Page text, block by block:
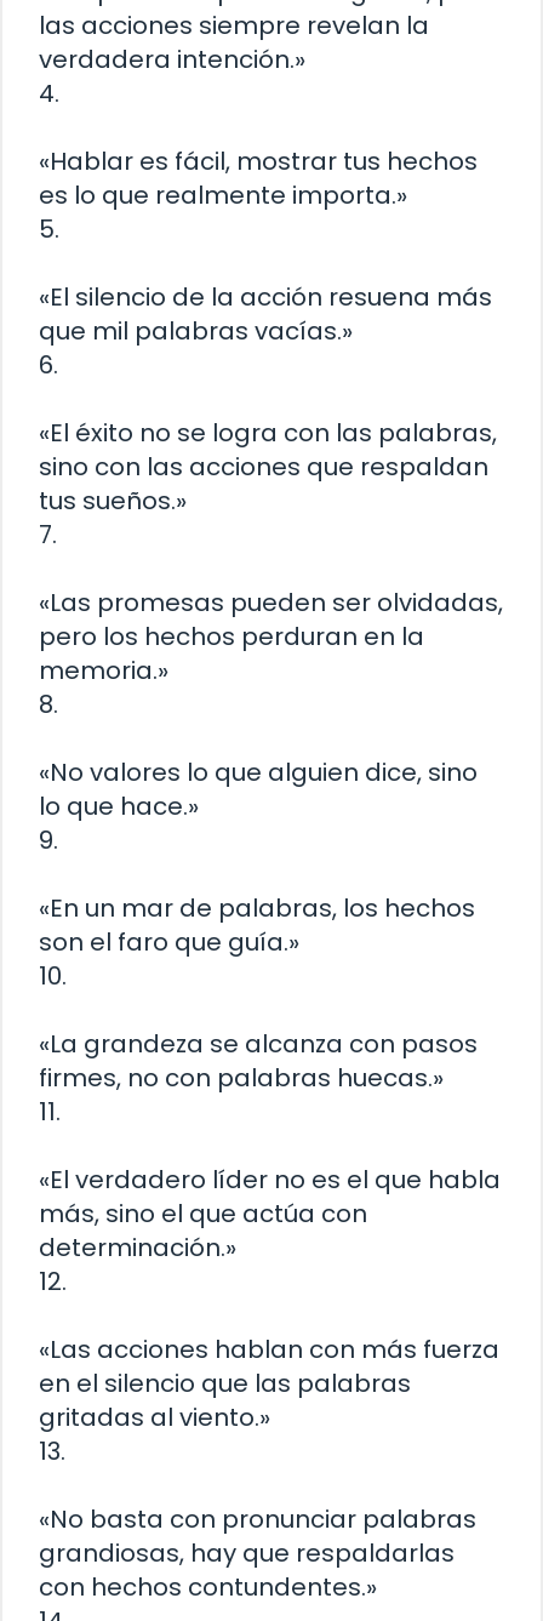
las acciones siempre revelan la
verdadera intención.»
4.
«Hablar es fácil, mostrar tus hechos
es lo que realmente importa.»
5.
«El silencio de la acción resuena más
que mil palabras vacías.»
6.
«El éxito no se logra con las palabras,
sino con las acciones que respaldan
tus sueños.»
7.
«Las promesas pueden ser olvidadas,
pero los hechos perduran en la
memoria.»
8.
«No valores lo que alguien dice, sino
lo que hace.»
9.
«En un mar de palabras, los hechos
son el faro que guía.»
10.
«La grandeza se alcanza con pasos
firmes, no con palabras huecas.»
11.
«El verdadero líder no es el que habla
más, sino el que actúa con
determinación.»
12.
«Las acciones hablan con más fuerza
en el silencio que las palabras
gritadas al viento.»
13.
«No basta con pronunciar palabras
grandiosas, hay que respaldarlas
con hechos contundentes.»